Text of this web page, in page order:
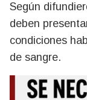
Según
deben
condiciones
de sangre.